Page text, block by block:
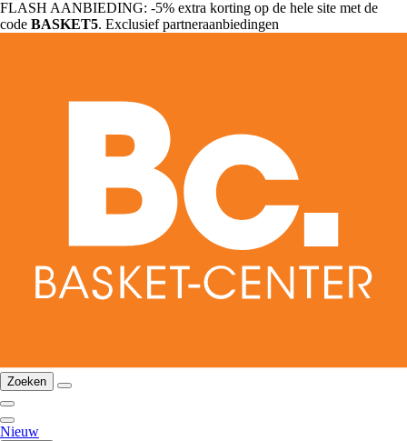
FLASH AANBIEDING: -5% extra korting op de hele site met de
code BASKET5. Exclusief partneraanbiedingen
Zoeken
Nieuw